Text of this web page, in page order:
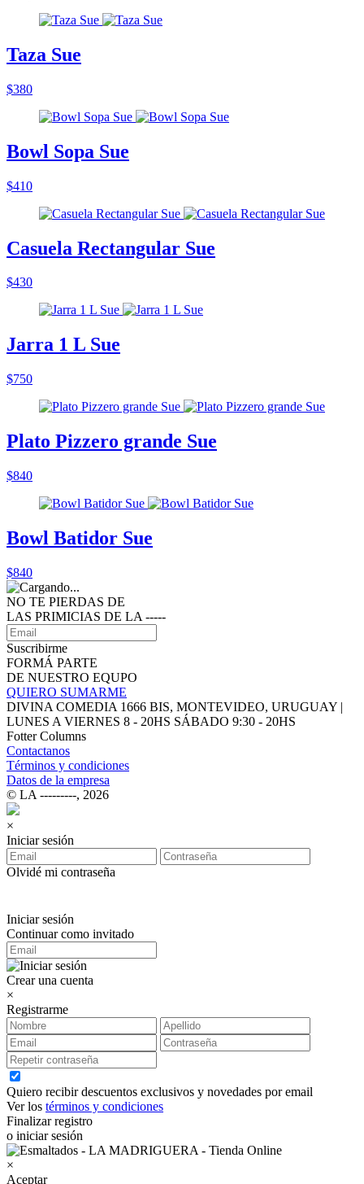
Taza Sue
$380
Bowl Sopa Sue
$410
Casuela Rectangular Sue
$430
Jarra 1 L Sue
$750
Plato Pizzero grande Sue
$840
Bowl Batidor Sue
$840
NO TE PIERDAS DE
LAS PRIMICIAS DE LA ‑‑‑‑‑
Suscribirme
FORMÁ PARTE
DE NUESTRO EQUPO
QUIERO SUMARME
DIVINA COMEDIA 1666 BIS, MONTEVIDEO, URUGUAY |
LUNES A VIERNES 8 - 20HS SÁBADO 9:30 - 20HS
Fotter Columns
Contactanos
Términos y condiciones
Datos de la empresa
© LA ‑‑‑‑‑‑‑‑‑, 2026
×
Iniciar sesión
Olvidé mi contraseña
Iniciar sesión
Continuar como invitado
Crear una cuenta
×
Registrarme
Quiero recibir descuentos exclusivos y novedades por email
Ver los términos y condiciones
Finalizar registro
o iniciar sesión
×
Aceptar